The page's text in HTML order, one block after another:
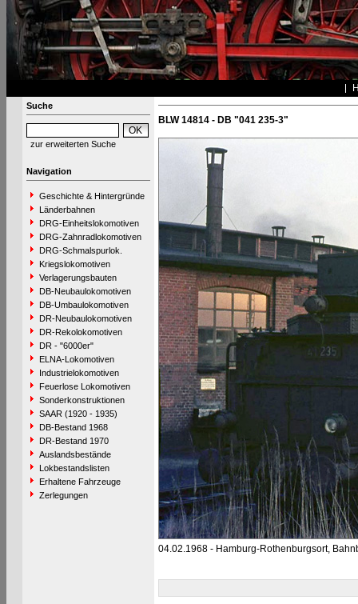
Suche
zur erweiterten Suche
Navigation
Geschichte & Hintergründe
Länderbahnen
DRG-Einheitslokomotiven
DRG-Zahnradlokomotiven
DRG-Schmalspurlok.
Kriegslokomotiven
Verlagerungsbauten
DB-Neubaulokomotiven
DB-Umbaulokomotiven
DR-Neubaulokomotiven
DR-Rekolokomotiven
DR - "6000er"
ELNA-Lokomotiven
Industrielokomotiven
Feuerlose Lokomotiven
Sonderkonstruktionen
SAAR (1920 - 1935)
DB-Bestand 1968
DR-Bestand 1970
Auslandsbestände
Lokbestandslisten
Erhaltene Fahrzeuge
Zerlegungen
BLW 14814 - DB "041 235-3"
04.02.1968 - Hamburg-Rothenburgsort,